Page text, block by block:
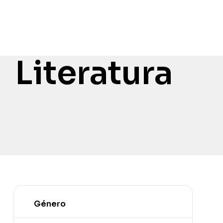
Literatura
Género